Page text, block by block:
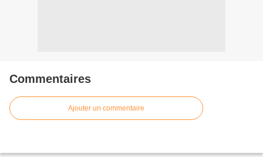
Commentaires
Ajouter un commentaire